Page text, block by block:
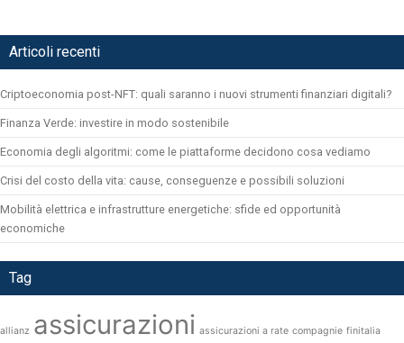
Articoli recenti
Criptoeconomia post-NFT: quali saranno i nuovi strumenti finanziari digitali?
Finanza Verde: investire in modo sostenibile
Economia degli algoritmi: come le piattaforme decidono cosa vediamo
Crisi del costo della vita: cause, conseguenze e possibili soluzioni
Mobilità elettrica e infrastrutture energetiche: sfide ed opportunità
economiche
Tag
allianz assicurazioni assicurazioni a rate compagnie finitalia